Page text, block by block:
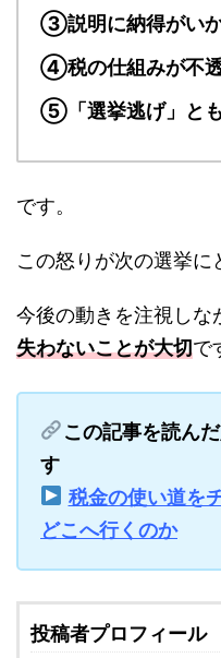
③説明に納得がい
④税の仕組みが不
⑤「選挙逃げ」と
です。
この怒りが次の選挙に
今後の動きを注視しな
失わないことが大切で
この記事を読ん
す
税金の使い道を
どこへ行くのか
投稿者プロフィール